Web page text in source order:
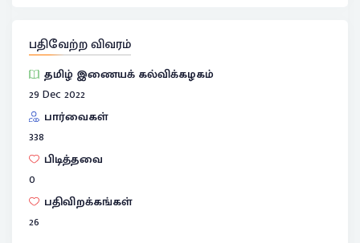
பதிவேற்ற விவரம்
தமிழ் இணையக் கல்விக்கழகம்
29 Dec 2022
பார்வைகள்
338
பிடித்தவை
0
பதிவிறக்கங்கள்
26